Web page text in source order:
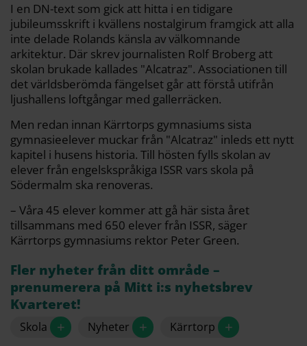
I en DN-text som gick att hitta i en tidigare
jubileumsskrift i kvällens nostalgirum framgick att alla
inte delade Rolands känsla av välkomnande
arkitektur. Där skrev journalisten Rolf Broberg att
skolan brukade kallades "Alcatraz". Associationen till
det världsberömda fängelset går att förstå utifrån
ljushallens loftgångar med gallerräcken.
Men redan innan Kärrtorps gymnasiums sista
gymnasieelever muckar från "Alcatraz" inleds ett nytt
kapitel i husens historia. Till hösten fylls skolan av
elever från engelskspråkiga ISSR vars skola på
Södermalm ska renoveras.
– Våra 45 elever kommer att gå här sista året
tillsammans med 650 elever från ISSR, säger
Kärrtorps gymnasiums rektor Peter Green.
Fler nyheter från ditt område –
prenumerera på Mitt i:s nyhetsbrev
Kvarteret!
Skola + Nyheter + Kärrtorp +